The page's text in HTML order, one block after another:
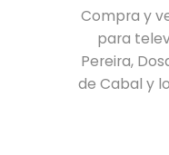
Compra y
para
Pereira,
de Cabal y